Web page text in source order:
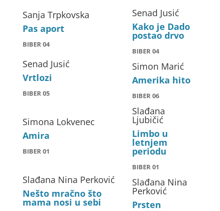
Sanja Trpkovska
Pas aport
BIBER 04
Senad Jusić
Kako je Dado
postao drvo
BIBER 04
Senad Jusić
Vrtlozi
BIBER 05
Simon Marić
Amerika hito
BIBER 06
Simona Lokvenec
Amira
BIBER 01
Slađana
Ljubičić
Limbo u
letnjem
periodu
BIBER 01
Slađana Nina Perković
Nešto mračno što
mama nosi u sebi
Slađana Nina
Perković
Prsten